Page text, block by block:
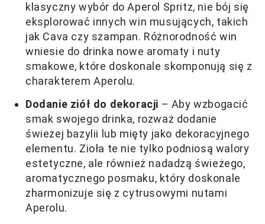
klasyczny wybór do Aperol Spritz, nie bój się
eksplorować innych win musujących, takich
jak Cava czy szampan. Różnorodność win
wniesie do drinka nowe aromaty i nuty
smakowe, które doskonale skomponują się z
charakterem Aperolu.
Dodanie ziół do dekoracji – Aby wzbogacić
smak swojego drinka, rozważ dodanie
świeżej bazylii lub mięty jako dekoracyjnego
elementu. Zioła te nie tylko podniosą walory
estetyczne, ale również nadadzą świeżego,
aromatycznego posmaku, który doskonale
zharmonizuje się z cytrusowymi nutami
Aperolu.